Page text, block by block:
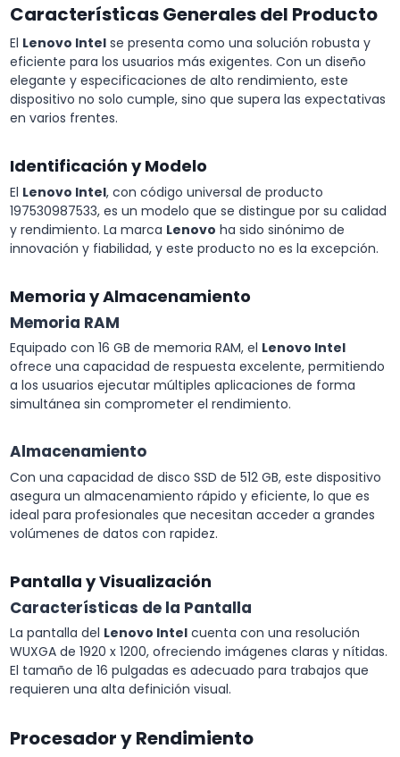
Características Generales del Producto
El Lenovo Intel se presenta como una solución robusta y
eficiente para los usuarios más exigentes. Con un diseño
elegante y especificaciones de alto rendimiento, este
dispositivo no solo cumple, sino que supera las expectativas
en varios frentes.
Identificación y Modelo
El Lenovo Intel, con código universal de producto
197530987533, es un modelo que se distingue por su calidad
y rendimiento. La marca Lenovo ha sido sinónimo de
innovación y fiabilidad, y este producto no es la excepción.
Memoria y Almacenamiento
Memoria RAM
Equipado con 16 GB de memoria RAM, el Lenovo Intel
ofrece una capacidad de respuesta excelente, permitiendo
a los usuarios ejecutar múltiples aplicaciones de forma
simultánea sin comprometer el rendimiento.
Almacenamiento
Con una capacidad de disco SSD de 512 GB, este dispositivo
asegura un almacenamiento rápido y eficiente, lo que es
ideal para profesionales que necesitan acceder a grandes
volúmenes de datos con rapidez.
Pantalla y Visualización
Características de la Pantalla
La pantalla del Lenovo Intel cuenta con una resolución
WUXGA de 1920 x 1200, ofreciendo imágenes claras y nítidas.
El tamaño de 16 pulgadas es adecuado para trabajos que
requieren una alta definición visual.
Procesador y Rendimiento